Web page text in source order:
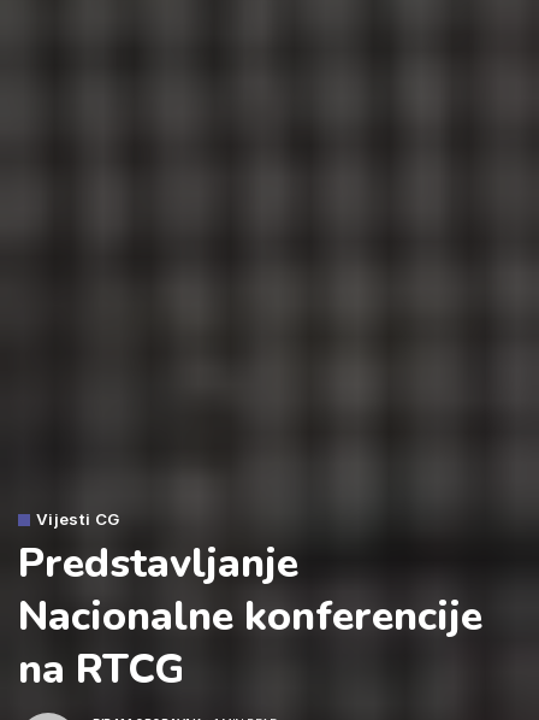
Vijesti CG
Predstavljanje
Nacionalne konferencije
na RTCG